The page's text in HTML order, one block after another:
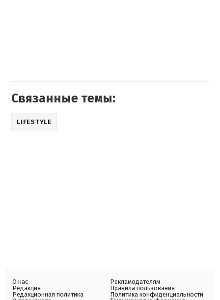
Связанные темы:
LIFESTYLE
О нас
Редакция
Редакционная политика
Рекламодателям
Правила пользования
Политика конфиденциальности